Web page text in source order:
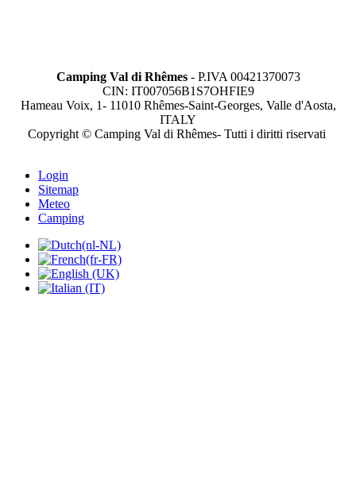
Camping Val di Rhêmes- P.IVA 00421370073
CIN: IT007056B1S7OHFIE9
Hameau Voix, 1- 11010 Rhêmes-Saint-Georges, Valle d'Aosta,
ITALY
Copyright © Camping Val di Rhêmes- Tutti i diritti riservati
Login
Sitemap
Meteo
Camping